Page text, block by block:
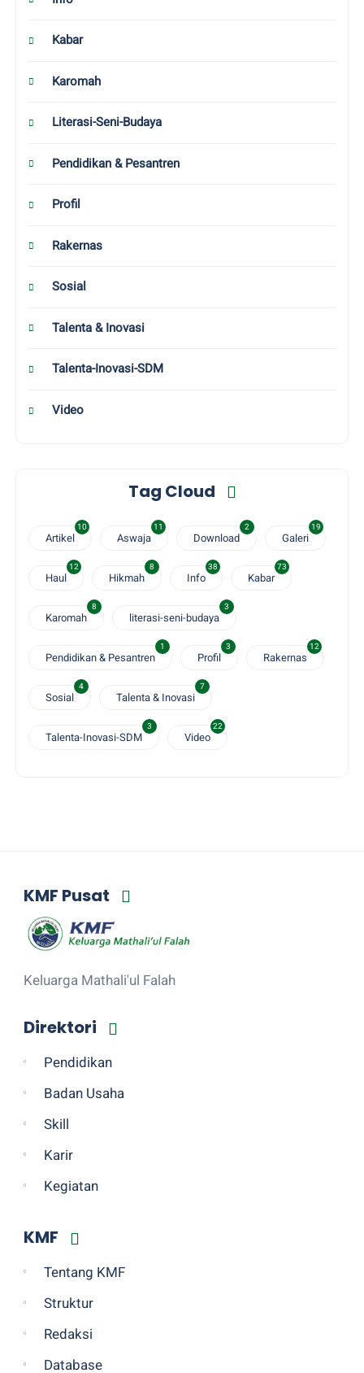
Kabar
Karomah
Literasi-Seni-Budaya
Pendidikan & Pesantren
Profil
Rakernas
Sosial
Talenta & Inovasi
Talenta-Inovasi-SDM
Video
Tag Cloud
Artikel
10
Aswaja
11
Download
2
Galeri
19
Haul
12
Hikmah
8
Info
38
Kabar
73
Karomah
8
literasi-seni-budaya
3
Pendidikan & Pesantren
1
Profil
3
Rakernas
12
Sosial
4
Talenta & Inovasi
7
Talenta-Inovasi-SDM
3
Video
22
KMF Pusat
Keluarga Mathali'ul Falah
Direktori
Pendidikan
Badan Usaha
Skill
Karir
Kegiatan
KMF
Tentang KMF
Struktur
Redaksi
Database